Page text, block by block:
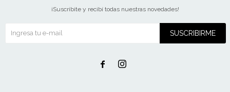
¡Suscribite y recibí todas nuestras novedades!
SUSCRIBIRME
 